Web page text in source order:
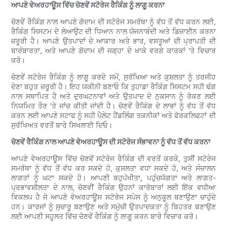
ਆਪਣੇ ਵੇਅਰਹਾਊਸ ਵਿੱਚ ਚੋਣਵੇਂ ਸਟੋਰੇਜ ਰੈਕਿੰਗ ਨੂੰ ਲਾਗੂ ਕਰਨਾ
ਚੋਣਵੇਂ ਰੈਕਿੰਗ ਨਾਲ ਆਪਣੇ ਗੋਦਾਮ ਦੀ ਸਟੋਰੇਜ ਸਮਰੱਥਾ ਨੂੰ ਵੱਧ ਤੋਂ ਵੱਧ ਕਰਨ ਲਈ,
ਰੈਕਿੰਗ ਸਿਸਟਮ ਦੇ ਲੇਆਉਟ ਦੀ ਧਿਆਨ ਨਾਲ ਯੋਜਨਾਬੰਦੀ ਅਤੇ ਡਿਜ਼ਾਈਨ ਕਰਨਾ
ਜ਼ਰੂਰੀ ਹੈ। ਆਪਣੇ ਉਤਪਾਦਾਂ ਦੇ ਆਕਾਰ ਅਤੇ ਭਾਰ, ਵਸਤੂਆਂ ਦੀ ਪ੍ਰਾਪਤੀ ਦੀ
ਬਾਰੰਬਾਰਤਾ, ਅਤੇ ਆਪਣੇ ਗੋਦਾਮ ਦੀ ਜਗ੍ਹਾ ਦੇ ਖਾਕੇ ਵਰਗੇ ਕਾਰਕਾਂ 'ਤੇ ਵਿਚਾਰ
ਕਰੋ।
ਚੋਣਵੇਂ ਸਟੋਰੇਜ ਰੈਕਿੰਗ ਨੂੰ ਲਾਗੂ ਕਰਦੇ ਸਮੇਂ, ਸੁਰੱਖਿਆ ਅਤੇ ਕੁਸ਼ਲਤਾ ਨੂੰ ਤਰਜੀਹ
ਦੇਣਾ ਬਹੁਤ ਜ਼ਰੂਰੀ ਹੈ। ਇਹ ਯਕੀਨੀ ਬਣਾਓ ਕਿ ਤੁਹਾਡਾ ਰੈਕਿੰਗ ਸਿਸਟਮ ਸਹੀ ਢੰਗ
ਨਾਲ ਸਥਾਪਿਤ ਹੈ ਅਤੇ ਦੁਰਘਟਨਾਵਾਂ ਅਤੇ ਉਤਪਾਦ ਦੇ ਨੁਕਸਾਨ ਨੂੰ ਰੋਕਣ ਲਈ
ਨਿਯਮਿਤ ਤੌਰ 'ਤੇ ਜਾਂਚ ਕੀਤੀ ਜਾਂਦੀ ਹੈ। ਚੋਣਵੇਂ ਰੈਕਿੰਗ ਦੇ ਲਾਭਾਂ ਨੂੰ ਵੱਧ ਤੋਂ ਵੱਧ
ਕਰਨ ਲਈ ਆਪਣੇ ਸਟਾਫ ਨੂੰ ਸਹੀ ਪੈਲੇਟ ਹੈਂਡਲਿੰਗ ਤਕਨੀਕਾਂ ਅਤੇ ਫੋਰਕਲਿਫਟਾਂ ਦੀ
ਸੁਰੱਖਿਅਤ ਵਰਤੋਂ ਬਾਰੇ ਸਿਖਲਾਈ ਦਿਓ।
ਚੋਣਵੇਂ ਰੈਕਿੰਗ ਨਾਲ ਆਪਣੇ ਵੇਅਰਹਾਊਸ ਦੀ ਸਟੋਰੇਜ ਸੰਭਾਵਨਾ ਨੂੰ ਵੱਧ ਤੋਂ ਵੱਧ ਕਰਨਾ
ਆਪਣੇ ਵੇਅਰਹਾਊਸ ਵਿੱਚ ਚੋਣਵੇਂ ਸਟੋਰੇਜ ਰੈਕਿੰਗ ਦੀ ਵਰਤੋਂ ਕਰਕੇ, ਤੁਸੀਂ ਸਟੋਰੇਜ
ਸਮਰੱਥਾ ਨੂੰ ਵੱਧ ਤੋਂ ਵੱਧ ਕਰ ਸਕਦੇ ਹੋ, ਕੁਸ਼ਲਤਾ ਵਧਾ ਸਕਦੇ ਹੋ, ਅਤੇ ਸੰਚਾਲਨ
ਲਾਗਤਾਂ ਨੂੰ ਘਟਾ ਸਕਦੇ ਹੋ। ਆਪਣੀ ਬਹੁਪੱਖੀਤਾ, ਪਹੁੰਚਯੋਗਤਾ ਅਤੇ ਲਾਗਤ-
ਪ੍ਰਭਾਵਸ਼ੀਲਤਾ ਦੇ ਨਾਲ, ਚੋਣਵੀਂ ਰੈਕਿੰਗ ਉਹਨਾਂ ਕਾਰੋਬਾਰਾਂ ਲਈ ਇੱਕ ਵਧੀਆ
ਵਿਕਲਪ ਹੈ ਜੋ ਆਪਣੇ ਵੇਅਰਹਾਊਸ ਸਟੋਰੇਜ ਸਪੇਸ ਨੂੰ ਅਨੁਕੂਲ ਬਣਾਉਣਾ ਚਾਹੁੰਦੇ
ਹਨ। ਕਾਰਜਾਂ ਨੂੰ ਸੁਚਾਰੂ ਬਣਾਉਣ ਅਤੇ ਸਮੁੱਚੀ ਉਤਪਾਦਕਤਾ ਨੂੰ ਬਿਹਤਰ ਬਣਾਉਣ
ਲਈ ਆਪਣੀ ਸਹੂਲਤ ਵਿੱਚ ਚੋਣਵੇਂ ਰੈਕਿੰਗ ਨੂੰ ਲਾਗੂ ਕਰਨ ਬਾਰੇ ਵਿਚਾਰ ਕਰੋ।